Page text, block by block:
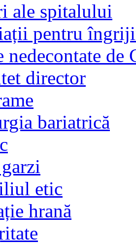
ale spitalului
pentru
nedecontate de
director
bariatrică
etic
hrană